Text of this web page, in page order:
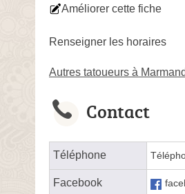
Améliorer cette fiche
Renseigner les horaires
Autres tatoueurs à
Contact
Téléphone
Facebook